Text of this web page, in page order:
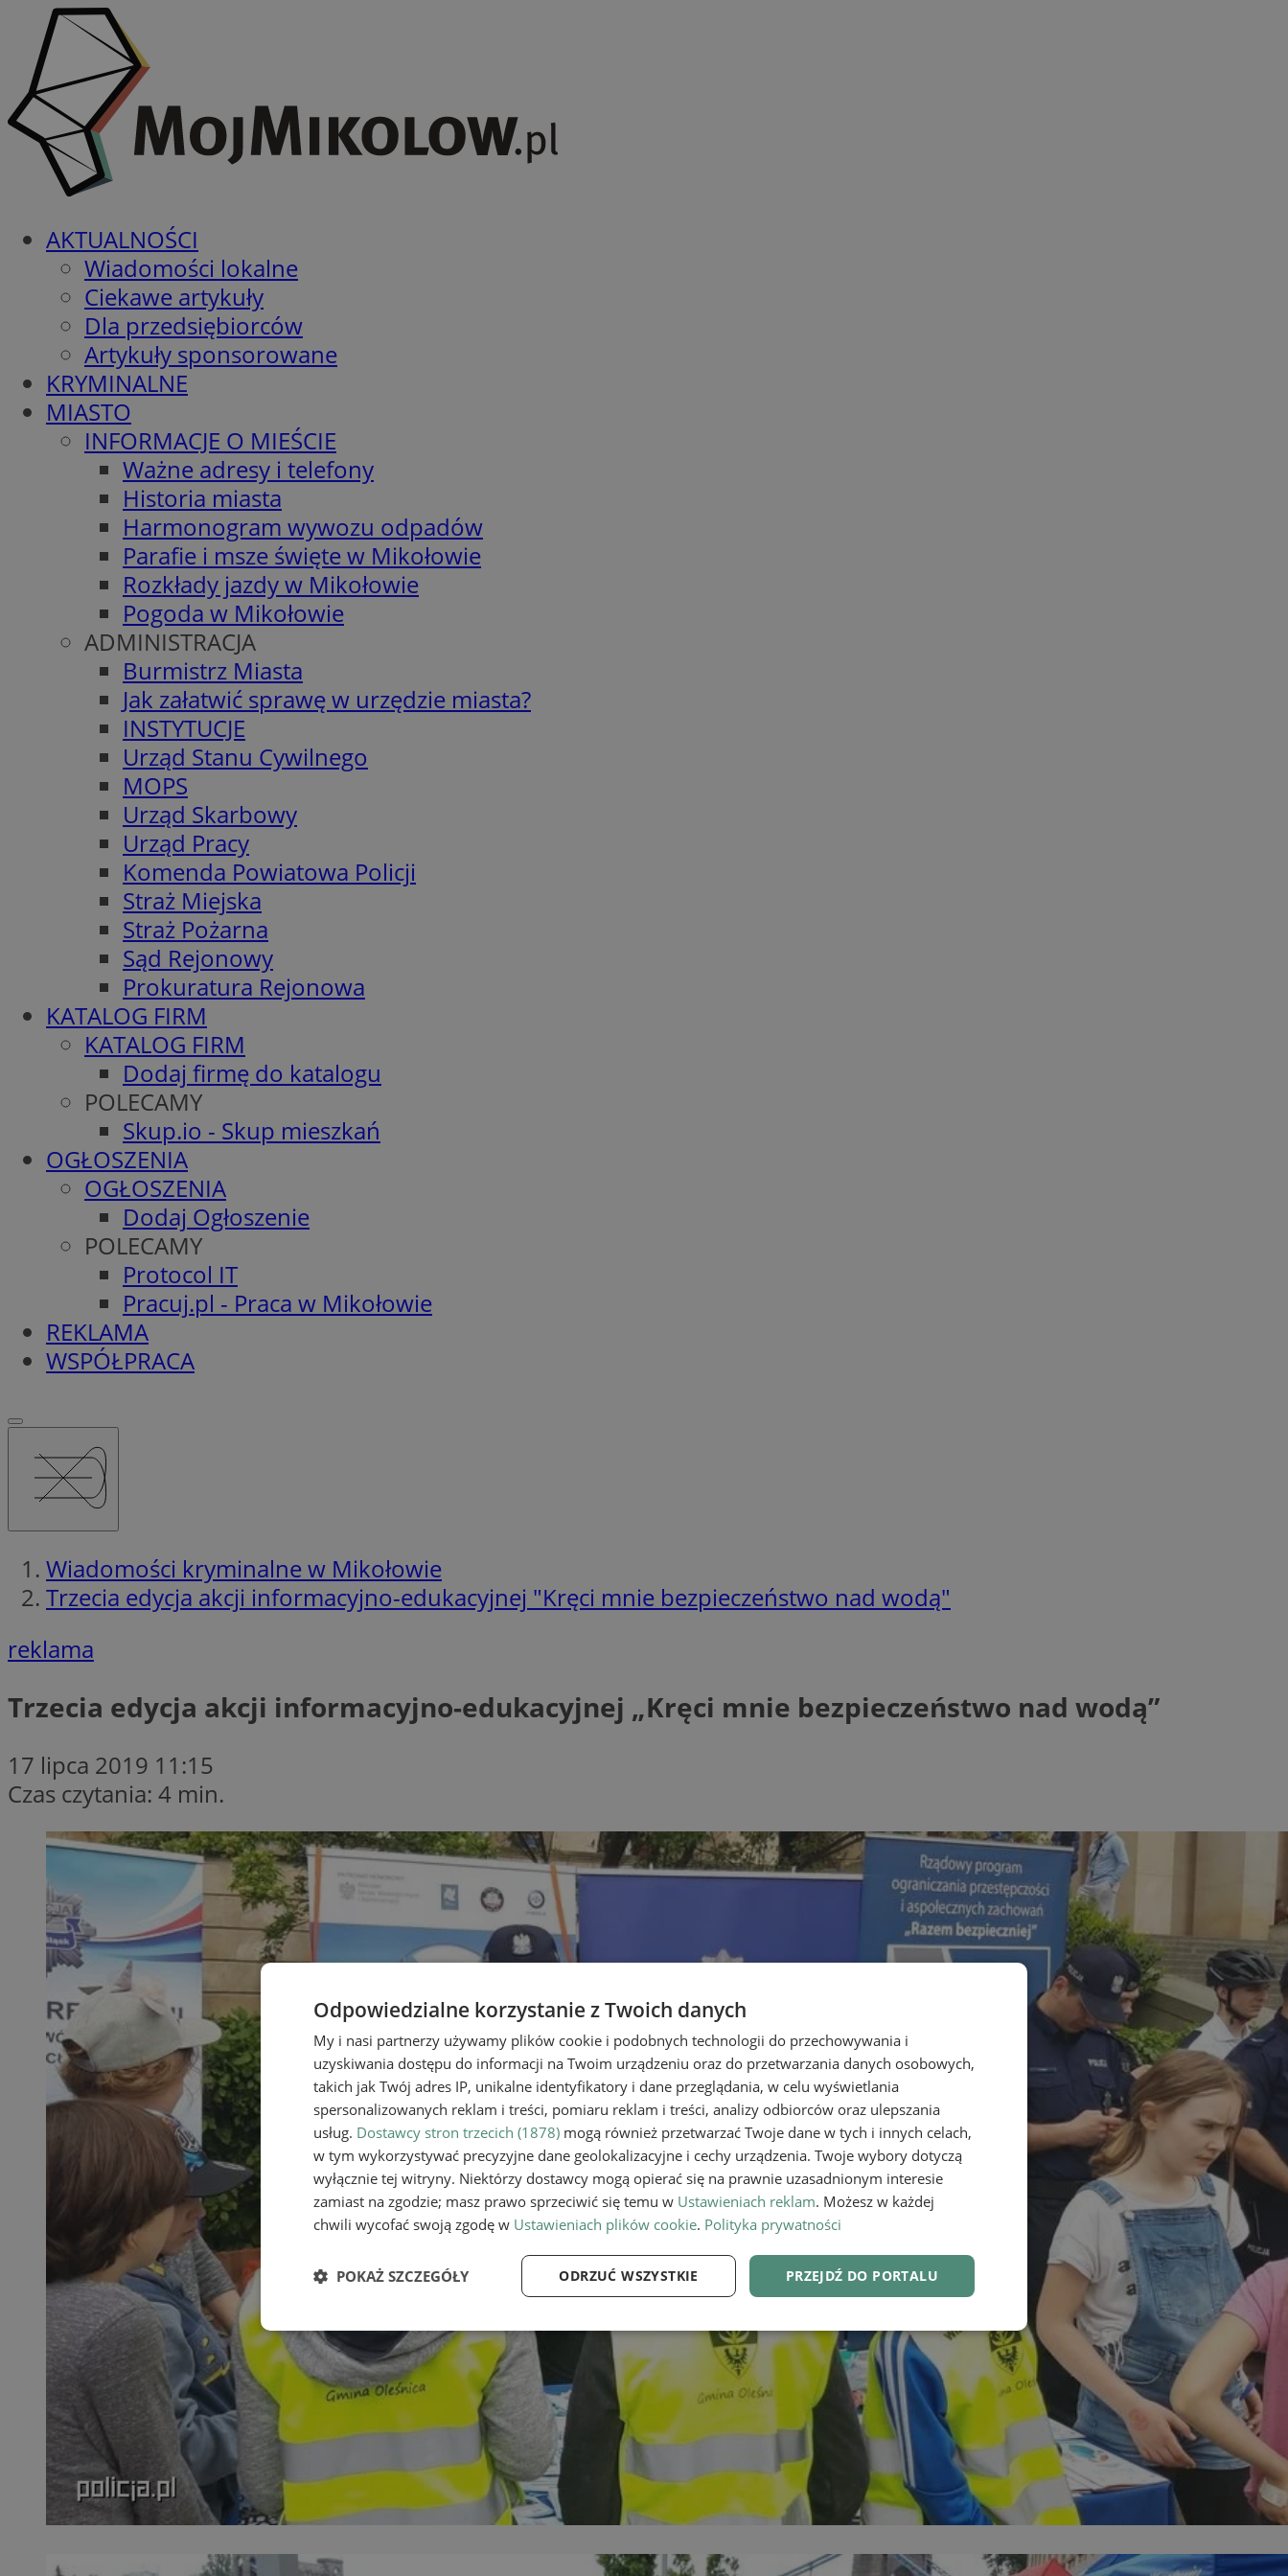
AKTUALNOŚCI
Wiadomości lokalne
Ciekawe artykuły
Dla przedsiębiorców
Artykuły sponsorowane
KRYMINALNE
MIASTO
INFORMACJE O MIEŚCIE
Ważne adresy i telefony
Historia miasta
Harmonogram wywozu odpadów
Parafie i msze święte w Mikołowie
Rozkłady jazdy w Mikołowie
Pogoda w Mikołowie
ADMINISTRACJA
Burmistrz Miasta
Jak załatwić sprawę w urzędzie miasta?
INSTYTUCJE
Urząd Stanu Cywilnego
MOPS
Urząd Skarbowy
Urząd Pracy
Komenda Powiatowa Policji
Straż Miejska
Straż Pożarna
Sąd Rejonowy
Prokuratura Rejonowa
KATALOG FIRM
KATALOG FIRM
Dodaj firmę do katalogu
POLECAMY
Skup.io - Skup mieszkań
OGŁOSZENIA
OGŁOSZENIA
Dodaj Ogłoszenie
POLECAMY
Protocol IT
Pracuj.pl - Praca w Mikołowie
REKLAMA
WSPÓŁPRACA
Wiadomości kryminalne w Mikołowie
Trzecia edycja akcji informacyjno-edukacyjnej "Kręci mnie bezpieczeństwo nad wodą"
reklama
Trzecia edycja akcji informacyjno-edukacyjnej „Kręci mnie bezpieczeństwo nad wodą”
17 lipca 2019 11:15
Czas czytania: 4 min.
Odpowiedzialne korzystanie z Twoich danych
My i nasi partnerzy używamy plików cookie i podobnych technologii do przechowywania i
uzyskiwania dostępu do informacji na Twoim urządzeniu oraz do przetwarzania danych osobowych,
takich jak Twój adres IP, unikalne identyfikatory i dane przeglądania, w celu wyświetlania
spersonalizowanych reklam i treści, pomiaru reklam i treści, analizy odbiorców oraz ulepszania
usług. Dostawcy stron trzecich (1878) mogą również przetwarzać Twoje dane w tych i innych celach,
w tym wykorzystywać precyzyjne dane geolokalizacyjne i cechy urządzenia. Twoje wybory dotyczą
wyłącznie tej witryny. Niektórzy dostawcy mogą opierać się na prawnie uzasadnionym interesie
zamiast na zgodzie; masz prawo sprzeciwić się temu w Ustawieniach reklam. Możesz w każdej
chwili wycofać swoją zgodę w Ustawieniach plików cookie. Polityka prywatności
PRZEJDŹ DO PORTALU
ODRZUĆ WSZYSTKIE
POKAŻ SZCZEGÓŁY
Niezbędne Wydajność Targetowanie Funkcjonalność
Niezbędne Funkcjonalność
Niezbędne pliki cookie umożliwiają korzystanie z podstawowych funkcji strony internetowej, takich jak logowanie użytkownika i
zarządzanie kontem. Bez niezbędnych plików cookie nie można prawidłowo korzystać ze strony internetowej.
Nazwa
przechowywania
Opis